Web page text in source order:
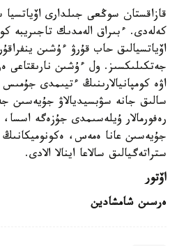
قازاقستان سوڭعى جىلدارى اۆياتسيا
كەلەدى. ءبىراق الەمدىك تاجىريبە
اۆياتسيالىق حاب قۇرۋ ءۇشىن
جەتكىلىكسىز. ول ءۇشىن نارىقتاعى
اۋە كومپانيالارىنىڭ ءتيىمدى
سالىق جانە سۋبسيديالاۋ جۇيەسىن
رەفورمالار ۇيلەسىمدى جۇزەگە
جۇيەسىن عانا ەمەس،
ستراتەگيالىق سالاعا اينالا الادى.
اۆتور
ەرسىن شامشادين